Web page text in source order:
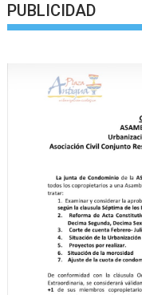
PUBLICIDAD